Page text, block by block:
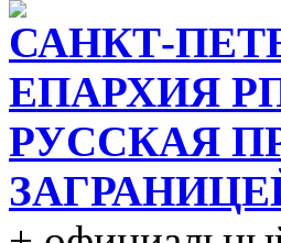
САНКТ-
ЕПАРХИЯ
РУССКАЯ